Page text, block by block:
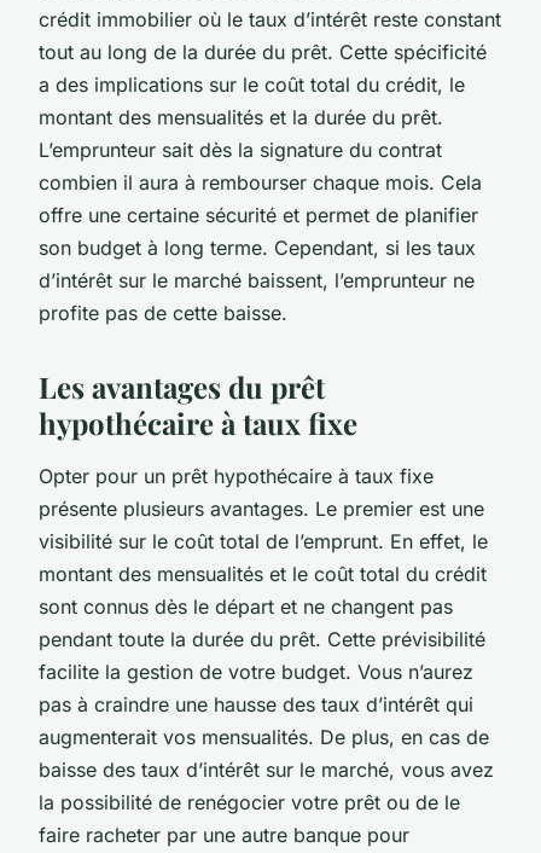
crédit immobilier où le taux d’intérêt reste constant
tout au long de la durée du prêt. Cette spécificité
a des implications sur le coût total du crédit, le
montant des mensualités et la durée du prêt.
L’emprunteur sait dès la signature du contrat
combien il aura à rembourser chaque mois. Cela
offre une certaine sécurité et permet de planifier
son budget à long terme. Cependant, si les taux
d’intérêt sur le marché baissent, l’emprunteur ne
profite pas de cette baisse.
Les avantages du prêt
hypothécaire à taux fixe
Opter pour un prêt hypothécaire à taux fixe
présente plusieurs avantages. Le premier est une
visibilité sur le coût total de l’emprunt. En effet, le
montant des mensualités et le coût total du crédit
sont connus dès le départ et ne changent pas
pendant toute la durée du prêt. Cette prévisibilité
facilite la gestion de votre budget. Vous n’aurez
pas à craindre une hausse des taux d’intérêt qui
augmenterait vos mensualités. De plus, en cas de
baisse des taux d’intérêt sur le marché, vous avez
la possibilité de renégocier votre prêt ou de le
faire racheter par une autre banque pour